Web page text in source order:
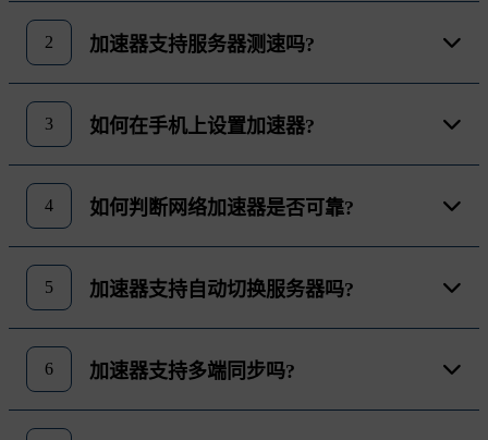
2 加速器支持服务器测速吗?
3 如何在手机上设置加速器?
4 如何判断网络加速器是否可靠?
5 加速器支持自动切换服务器吗?
6 加速器支持多端同步吗?